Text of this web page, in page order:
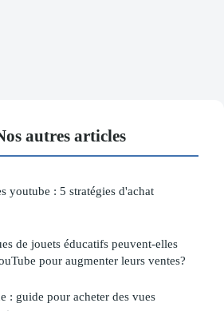
autres articles
youtube : 5 stratégies d'achat
de jouets éducatifs peuvent-elles
pour augmenter leurs ventes?
: guide pour acheter des vues